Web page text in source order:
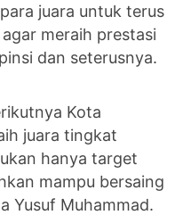
juara untuk terus
meraih prestasi
dan seterusnya.
Kota
juara tingkat
hanya target
mampu bersaing
Yusuf Muhammad.